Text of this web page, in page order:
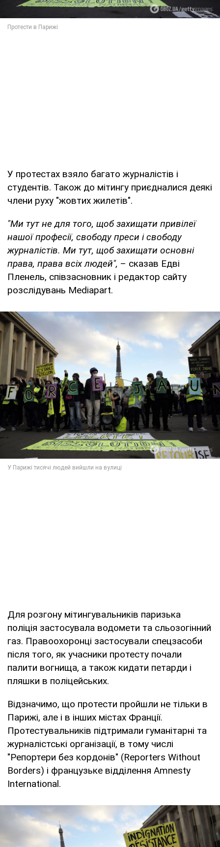
У протестах взяло багато журналістів і
студентів. Також до мітингу приєдналися деякі
члени руху "жовтих жилетів".
"Ми тут не для того, щоб захищати привілеї
нашої професії, свободу преси і свободу
журналістів. Ми тут, щоб захищати основні
права, права всіх людей", – сказав Едві
Пленель, співзасновник і редактор сайту
розслідувань Mediapart.
Для розгону мітингувальників паризька
поліція застосувала водомети та сльозогінний
газ. Правоохоронці застосували спецзасоби
після того, як учасники протесту почали
палити вогнища, а також кидати петарди і
пляшки в поліцейських.
Відзначимо, що протести пройшли не тільки в
Парижі, але і в інших містах Франції.
Протестувальників підтримали гуманітарні та
журналістські організації, в тому числі
"Репортери без кордонів" (Reporters Without
Borders) і французьке відділення Amnesty
International.